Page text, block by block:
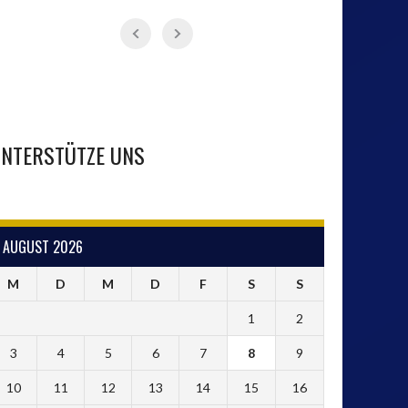
UNS
AUGUST 2026
M D M D F S S
1 2
3 4 5 6 7 8 9
10 11 12 13 14 15 16